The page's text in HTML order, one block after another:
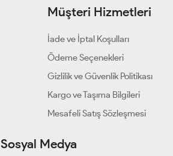
Müşteri Hizmetleri
İade ve İptal Koşulları
Ödeme Seçenekleri
Gizlilik ve Güvenlik Politikası
Kargo ve Taşıma Bilgileri
Mesafeli Satış Sözleşmesi
Sosyal Medya